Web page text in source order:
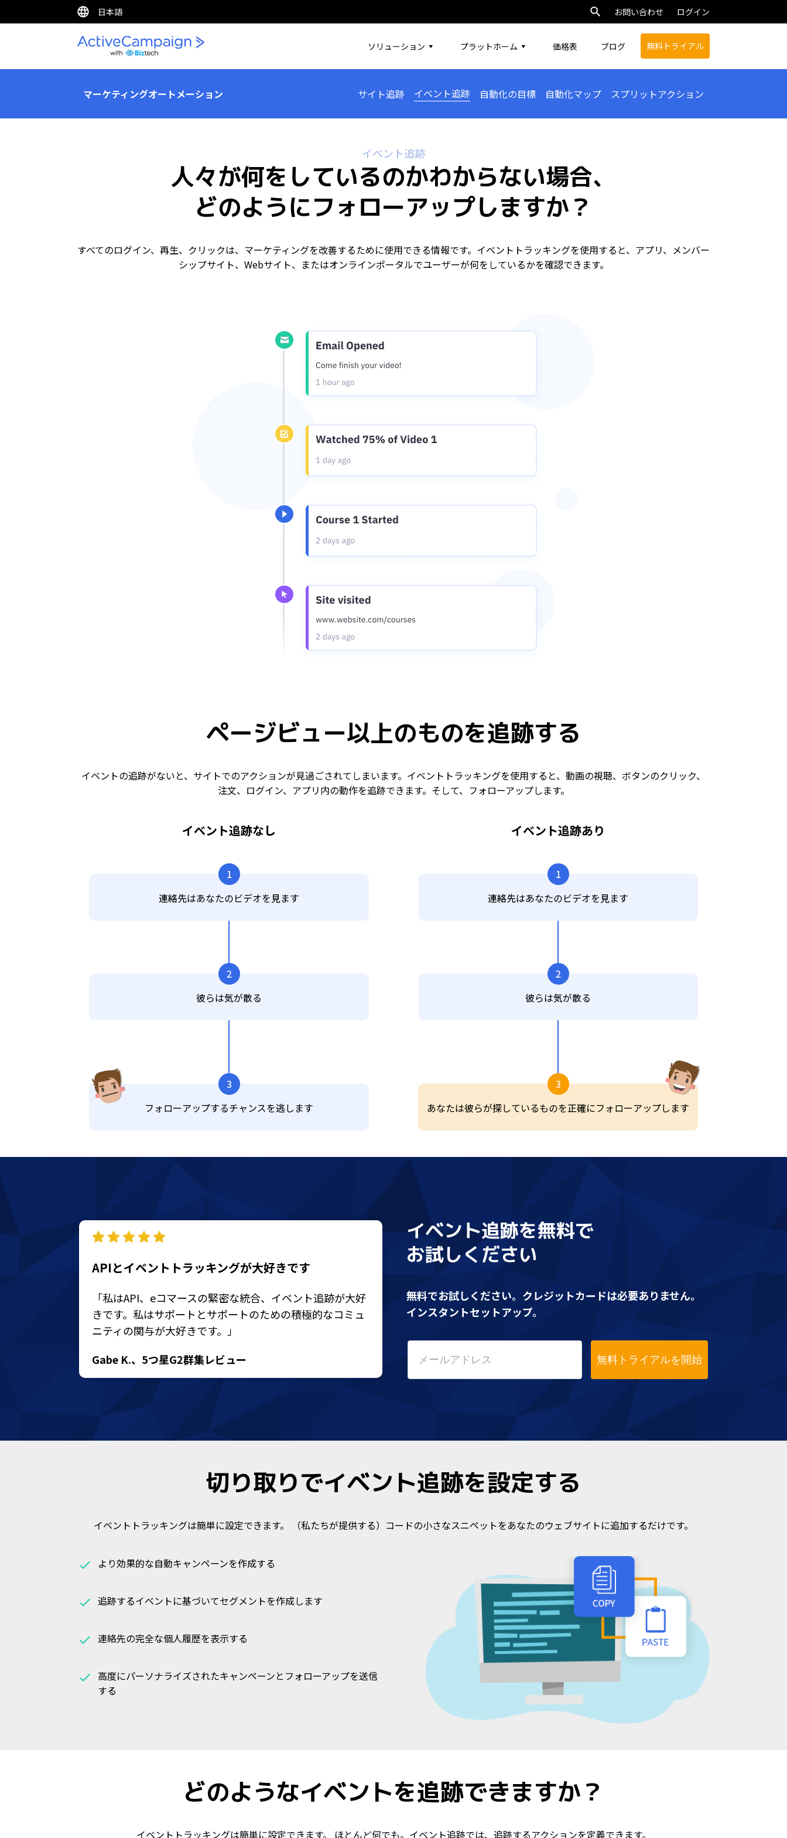
日本語 お問い合わせ ログイン
ソリューション プラットホーム 価格表 ブログ 無料トライアル
マーケティングオートメーション サイト追跡 イベント追跡 自動化の目標 自動化マップ スプリットアクション
イベント追跡
人々が何をしているのかわからない場合、
どのようにフォローアップしますか？
すべてのログイン、再生、クリックは、マーケティングを改善するために使用できる情報です。イベントトラッキングを使用すると、アプリ、メンバー
シップサイト、Webサイト、またはオンラインポータルでユーザーが何をしているかを確認できます。
ページビュー以上のものを追跡する
イベントの追跡がないと、サイトでのアクションが見過ごされてしまいます。イベントトラッキングを使用すると、動画の視聴、ボタンのクリック、
注文、ログイン、アプリ内の動作を追跡できます。そして、フォローアップします。
イベント追跡なし イベント追跡あり
APIとイベントトラッキングが大好きです
「私はAPI、eコマースの緊密な統合、イベント追跡が大好
きです。私はサポートとサポートのための積極的なコミュ
ニティの関与が大好きです。」
Gabe K.、5つ星G2群集レビュー
イベント追跡を無料で
お試しください
無料でお試しください。クレジットカードは必要ありません。
インスタントセットアップ。
無料トライアルを開始
切り取りでイベント追跡を設定する
イベントトラッキングは簡単に設定できます。 （私たちが提供する）コードの小さなスニペットをあなたのウェブサイトに追加するだけです。
より効果的な自動キャンペーンを作成する
追跡するイベントに基づいてセグメントを作成します
連絡先の完全な個人履歴を表示する
高度にパーソナライズされたキャンペーンとフォローアップを送信
する
どのようなイベントを追跡できますか？
イベントトラッキングは簡単に設定できます。 ほとんど何でも。イベント追跡では、追跡するアクションを定義できます。